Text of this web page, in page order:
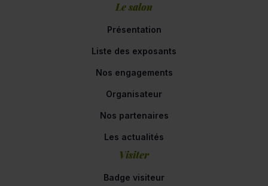
Le salon
Présentation
Liste des exposants
Nos engagements
Organisateur
Nos partenaires
Les actualités
Visiter
Badge visiteur